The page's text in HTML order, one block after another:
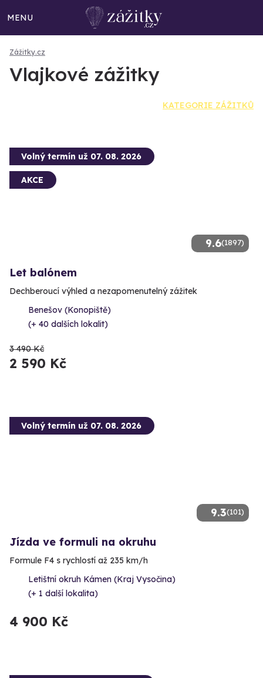
MENU
Zážitky.cz
Vlajkové zážitky
KATEGORIE ZÁŽITKŮ
9.6(1897)
Volný termín už 07. 08. 2026
AKCE
Let balónem
Dechberoucí výhled a nezapomenutelný zážitek
Benešov (Konopiště)
(+ 40 dalších lokalit)
3 490 Kč
2 590 Kč
9.3(101)
Volný termín už 07. 08. 2026
Jízda ve formuli na okruhu
Formule F4 s rychlostí až 235 km/h
Letištní okruh Kámen (Kraj Vysočina)
(+ 1 další lokalita)
4 900 Kč